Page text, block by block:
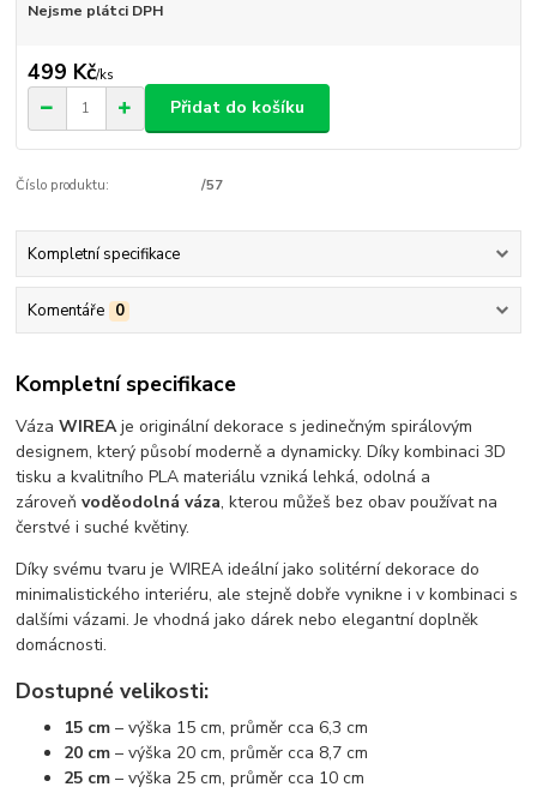
Nejsme plátci DPH
499 Kč/ks
Přidat do košíku
Číslo produktu: /57
Kompletní specifikace
Komentáře 0
Kompletní specifikace
VázaWIREAje originální dekorace s jedinečným spirálovým
designem, který působí moderně a dynamicky. Díky kombinaci 3D
tisku a kvalitního PLA materiálu vzniká lehká, odolná a
zároveňvoděodolná váza, kterou můžeš bez obav používat na
čerstvé i suché květiny.
Díky svému tvaru je WIREA ideální jako solitérní dekorace do
minimalistického interiéru, ale stejně dobře vynikne i v kombinaci s
dalšími vázami. Je vhodná jako dárek nebo elegantní doplněk
domácnosti.
Dostupné velikosti:
15 cm – výška 15 cm, průměr cca 6,3 cm
20 cm – výška 20 cm, průměr cca 8,7 cm
25 cm – výška 25 cm, průměr cca 10 cm